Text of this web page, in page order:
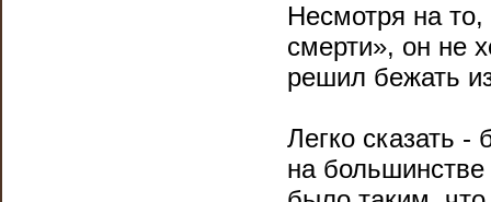
Несмотря на
смерти», он не
решил бежать
Легко сказать -
на большинстве